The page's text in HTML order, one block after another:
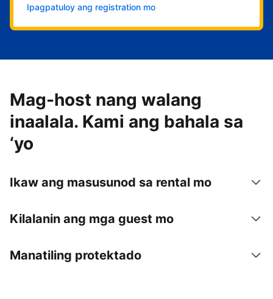
Ipagpatuloy ang registration mo
Mag-host nang walang
inaalala. Kami ang bahala sa
‘yo
Ikaw ang masusunod sa rental mo
Kilalanin ang mga guest mo
Manatiling protektado